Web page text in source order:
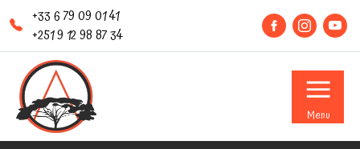
+33 6 79 09 01 41
+251 9 12 98 87 34
Menu